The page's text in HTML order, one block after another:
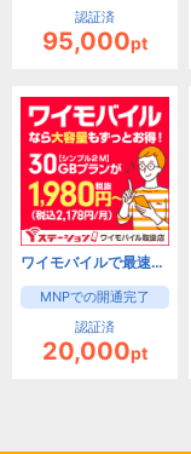
認証済
95,000pt
ワイモバイルで最速キャッシュバック！Yステーション
MNPでの開通完了
認証済
20,000pt